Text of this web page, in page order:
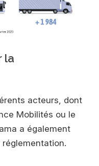
la
acteurs, dont
Mobilités ou le
a également